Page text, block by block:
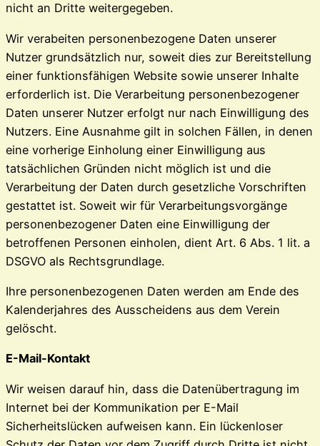
nicht an Dritte weitergegeben.
Wir verabeiten personenbezogene Daten unserer
Nutzer grundsätzlich nur, soweit dies zur Bereitstellung
einer funktionsfähigen Website sowie unserer Inhalte
erforderlich ist. Die Verarbeitung personenbezogener
Daten unserer Nutzer erfolgt nur nach Einwilligung des
Nutzers. Eine Ausnahme gilt in solchen Fällen, in denen
eine vorherige Einholung einer Einwilligung aus
tatsächlichen Gründen nicht möglich ist und die
Verarbeitung der Daten durch gesetzliche Vorschriften
gestattet ist. Soweit wir für Verarbeitungsvorgänge
personenbezogener Daten eine Einwilligung der
betroffenen Personen einholen, dient Art. 6 Abs. 1 lit. a
DSGVO als Rechtsgrundlage.
Ihre personenbezogenen Daten werden am Ende des
Kalenderjahres des Ausscheidens aus dem Verein
gelöscht.
E-Mail-Kontakt
Wir weisen darauf hin, dass die Datenübertragung im
Internet bei der Kommunikation per E-Mail
Sicherheitslücken aufweisen kann. Ein lückenloser